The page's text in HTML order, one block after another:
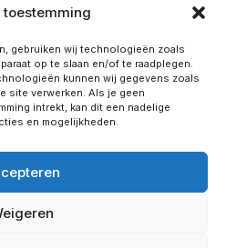
toestemming
gebruiken wij technologieën zoals
op te slaan en/of te raadplegen.
kunnen wij gegevens zoals
site verwerken. Als je geen
intrekt, kan dit een nadelige
en mogelijkheden.
naar Schiphol
naar Schiphol
naar Schiphol
Schiphol
naar Schiphol
Schiphol met de taxi
LuchthavenExpress